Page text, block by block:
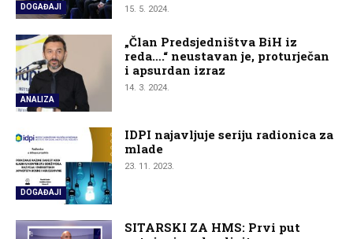
DOGAĐAJI 15. 5. 2024.
ANALIZA
„Član Predsjedništva BiH iz
reda….“ neustavan je, proturječan
i apsurdan izraz
14. 3. 2024.
DOGAĐAJI
IDPI najavljuje seriju radionica za
mlade
23. 11. 2023.
SITARSKI ZA HMS: Prvi put